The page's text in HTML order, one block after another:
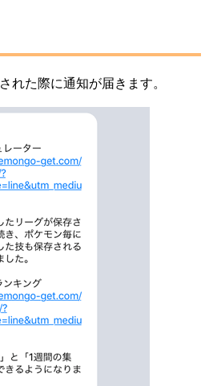
された際に通知が届きます。